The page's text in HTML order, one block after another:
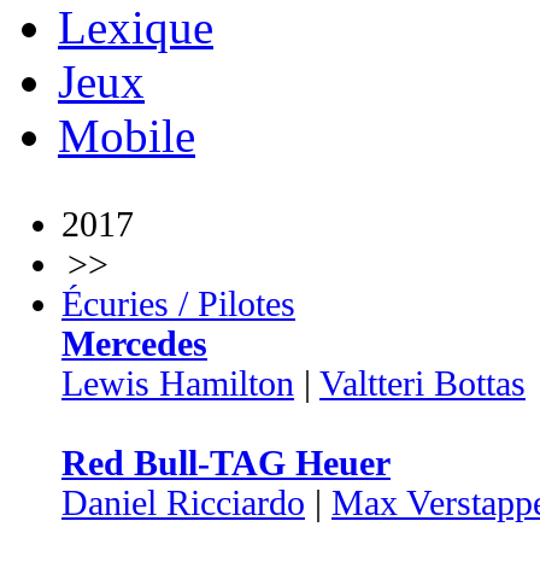
Lexique
Jeux
Mobile
2017
>>
Écuries / Pilotes
Mercedes
Lewis Hamilton | Valtteri Bottas
Red Bull-TAG Heuer
Daniel Ricciardo | Max